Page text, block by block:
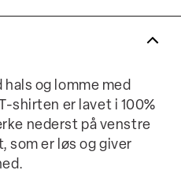
og lomme med
shirten er lavet i 100%
nederst på venstre
som er løs og giver